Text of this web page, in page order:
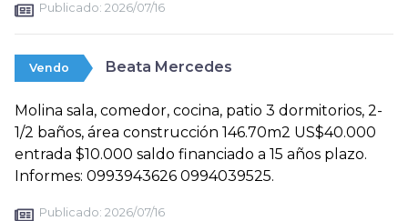
Publicado: 2026/07/16
Vendo Beata Mercedes
Molina sala, comedor, cocina, patio 3 dormitorios, 2-
1/2 baños, área construcción 146.70m2 US$40.000
entrada $10.000 saldo financiado a 15 años plazo.
Informes: 0993943626 0994039525.
Publicado: 2026/07/16